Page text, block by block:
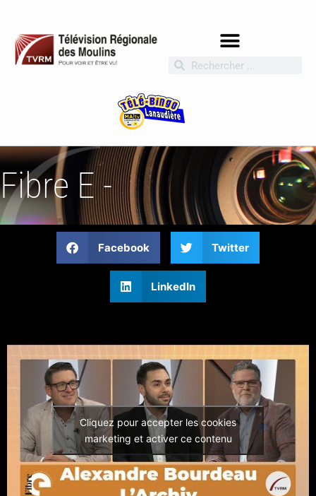
Fibre E -
Facebook Twitter
LinkedIn
Cliquez pour accepter les cookies
marketing et activer ce contenu